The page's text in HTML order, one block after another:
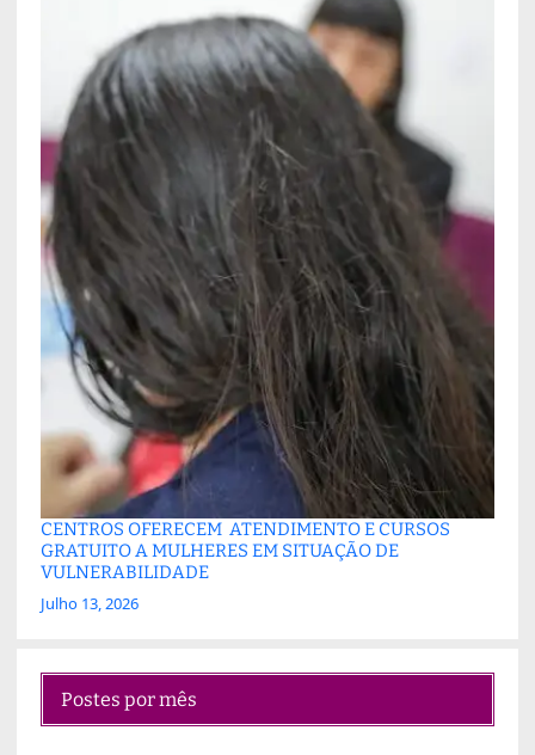
CENTROS OFERECEM ATENDIMENTO E CURSOS
GRATUITO A MULHERES EM SITUAÇÃO DE
VULNERABILIDADE
Julho 13, 2026
Postes por mês